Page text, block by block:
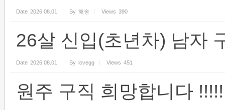
Date 2026.08.01 By 해송 Views 390
26살 신입(초년차) 남자
Date 2026.08.01 By lovegg Views 451
원주 구직 희망합니다 !!!!!